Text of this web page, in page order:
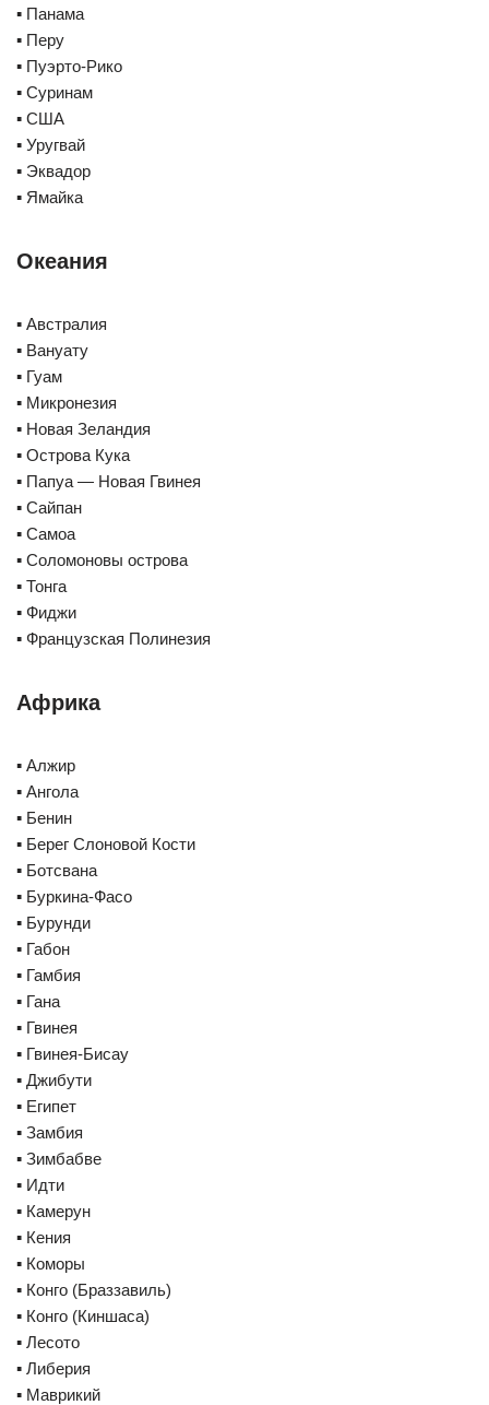
▪️ Панама
▪️ Перу
▪️ Пуэрто-Рико
▪️ Суринам
▪️ США
▪️ Уругвай
▪️ Эквадор
▪️ Ямайка
Океания
▪️ Австралия
▪️ Вануату
▪️ Гуам
▪️ Микронезия
▪️ Новая Зеландия
▪️ Острова Кука
▪️ Папуа — Новая Гвинея
▪️ Сайпан
▪️ Самоа
▪️ Соломоновы острова
▪️ Тонга
▪️ Фиджи
▪️ Французская Полинезия
Африка
▪️ Алжир
▪️ Ангола
▪️ Бенин
▪️ Берег Слоновой Кости
▪️ Ботсвана
▪️ Буркина-Фасо
▪️ Бурунди
▪️ Габон
▪️ Гамбия
▪️ Гана
▪️ Гвинея
▪️ Гвинея-Бисау
▪️ Джибути
▪️ Египет
▪️ Замбия
▪️ Зимбабве
▪️ Идти
▪️ Камерун
▪️ Кения
▪️ Коморы
▪️ Конго (Браззавиль)
▪️ Конго (Киншаса)
▪️ Лесото
▪️ Либерия
▪️ Маврикий